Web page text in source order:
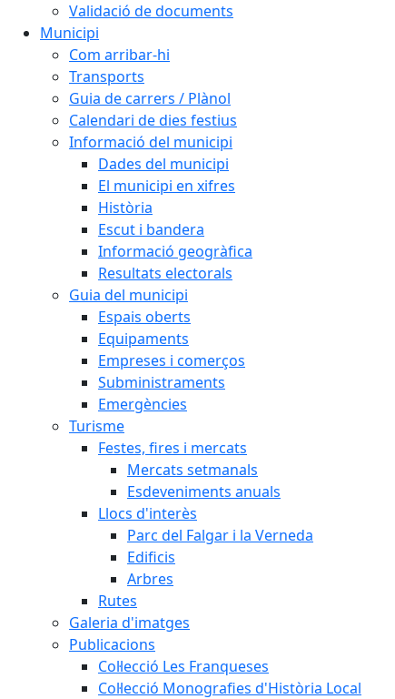
Validació de documents
Municipi
Com arribar-hi
Transports
Guia de carrers / Plànol
Calendari de dies festius
Informació del municipi
Dades del municipi
El municipi en xifres
Història
Escut i bandera
Informació geogràfica
Resultats electorals
Guia del municipi
Espais oberts
Equipaments
Empreses i comerços
Subministraments
Emergències
Turisme
Festes, fires i mercats
Mercats setmanals
Esdeveniments anuals
Llocs d'interès
Parc del Falgar i la Verneda
Edificis
Arbres
Rutes
Galeria d'imatges
Publicacions
Col·lecció Les Franqueses
Col·lecció Monografies d'Història Local